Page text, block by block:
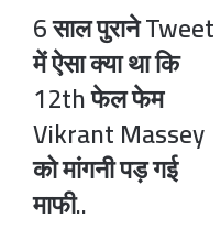
6
पुराने
Tweet
ऐसा
क्या
था
कि
6 साल पुराने Tweet
में ऐसा क्या था कि
12th फेल फेम
Vikrant Massey
को मांगनी पड़ गई
माफी..